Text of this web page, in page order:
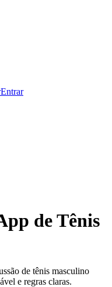
Entrar
deTênis
de tênis masculino
e regras claras.